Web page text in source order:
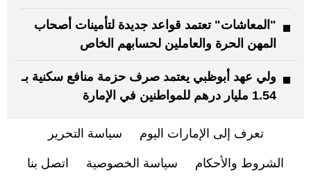
"المعاشات" تعتمد قواعد جديدة لتأمينات أصحاب
المهن الحرة والعاملين لحسابهم الخاص
ولي عهد أبوظبي يعتمد صرف حزمة منافع سكنية بـ
1.54 مليار درهم للمواطنين في الإمارة
تعرف إلى الإمارات اليوم سياسة التحرير
الشروط والأحكام سياسة الخصوصية اتصل بنا